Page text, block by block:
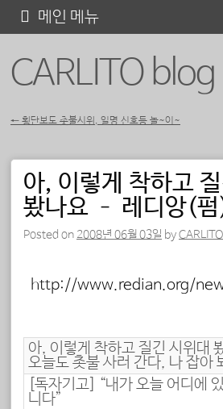
CARLITO blog
메인 메뉴
텐
← 횡단보도 촛불시위, 일명 신호등 놀~이~
아, 이렇게 착하고
봤나요 – 레디앙(
Posted on 2008년 06월 03일 byCARLITO
http://www.redian.org/
아, 이렇게 착하고 질긴 시위대
오늘도 촛불 사러 간다, 나 잡아
[독자기고] “내가 오늘 어디에
니다”